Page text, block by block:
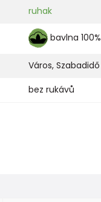
ruhak
bavlna 100%
Város, Szabadidő
bez rukávů